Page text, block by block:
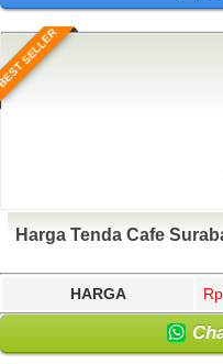
SELLER
Harga Tenda Cafe
HARGA Rp.